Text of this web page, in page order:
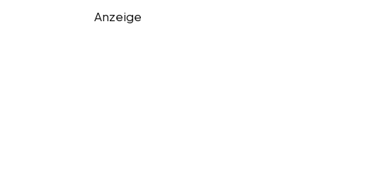
Anzeige